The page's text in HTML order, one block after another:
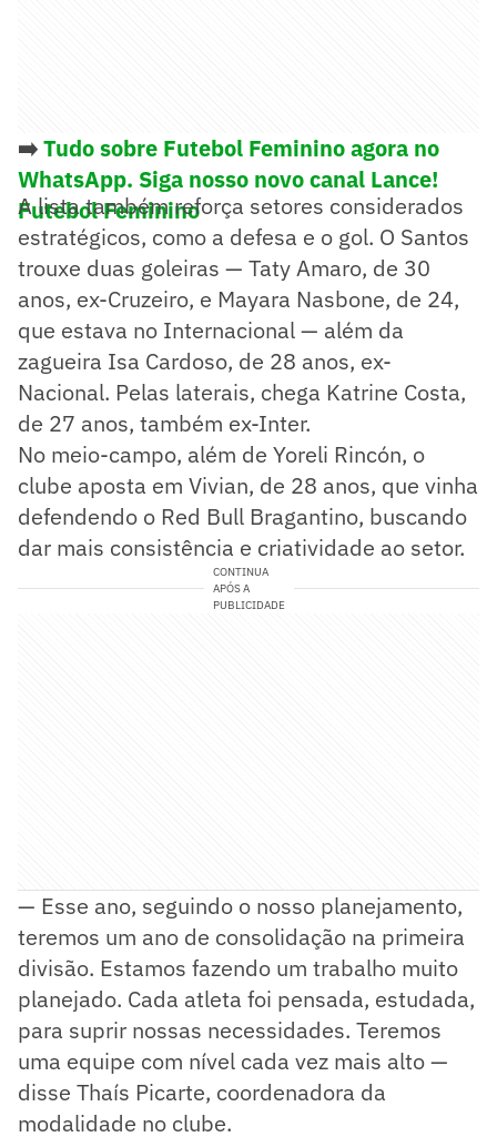
➡️Tudo sobre Futebol Feminino agora no
WhatsApp. Siga nosso novo canal Lance!
Futebol Feminino
A lista também reforça setores considerados
estratégicos, como a defesa e o gol. O Santos
trouxe duas goleiras — Taty Amaro, de 30
anos, ex-Cruzeiro, e Mayara Nasbone, de 24,
que estava no Internacional — além da
zagueira Isa Cardoso, de 28 anos, ex-
Nacional. Pelas laterais, chega Katrine Costa,
de 27 anos, também ex-Inter.
No meio-campo, além de Yoreli Rincón, o
clube aposta em Vivian, de 28 anos, que vinha
defendendo o Red Bull Bragantino, buscando
dar mais consistência e criatividade ao setor.
CONTINUA
APÓS A
PUBLICIDADE
— Esse ano, seguindo o nosso planejamento,
teremos um ano de consolidação na primeira
divisão. Estamos fazendo um trabalho muito
planejado. Cada atleta foi pensada, estudada,
para suprir nossas necessidades. Teremos
uma equipe com nível cada vez mais alto —
disse Thaís Picarte, coordenadora da
modalidade no clube.